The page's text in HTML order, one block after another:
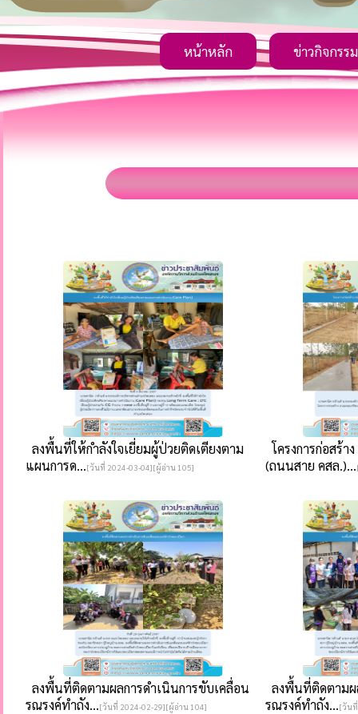
หน้าหลัก ข่าวกิจกรรม
ลงพื้นที่ให้กำลังใจเยี่ยมผู้ป่วยติดเตียงตาม
แผนการด...[วันที่ 2024-03-04][ผู้อ่าน 105]
โครงการก่อสร้
(ถนนสาย คสล.)...
ลงพื้นที่ติดตามผลการดำเนินการขับเคลื่อน
รณรงค์ทำถัง...[วันที่ 2024-02-29][ผู้อ่าน 104]
ลงพื้นที่ติดตามผ
รณรงค์ทำถัง...[วัน